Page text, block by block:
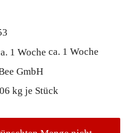
ca. 1 Woche
GmbH
kg je Stück